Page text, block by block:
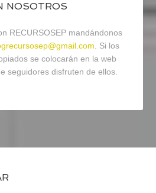
NOSOTROS
RECURSOSEP mandándonos
. Si los
se colocarán en la web
seguidores disfruten de ellos.